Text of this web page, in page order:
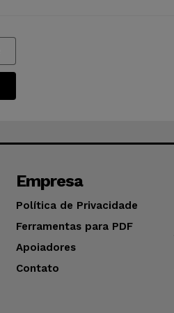
Empresa
Política de Privacidade
Ferramentas para PDF
Apoiadores
Contato